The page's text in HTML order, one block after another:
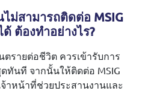
ม่สามารถติดต่อ MSIG
ต้องทำอย่างไร?
รายต่อชีวิต ควรเข้ารับการ
ทันที จากนั้นให้ติดต่อ MSIG
จ้าหน้าที่ช่วยประสานงานและ